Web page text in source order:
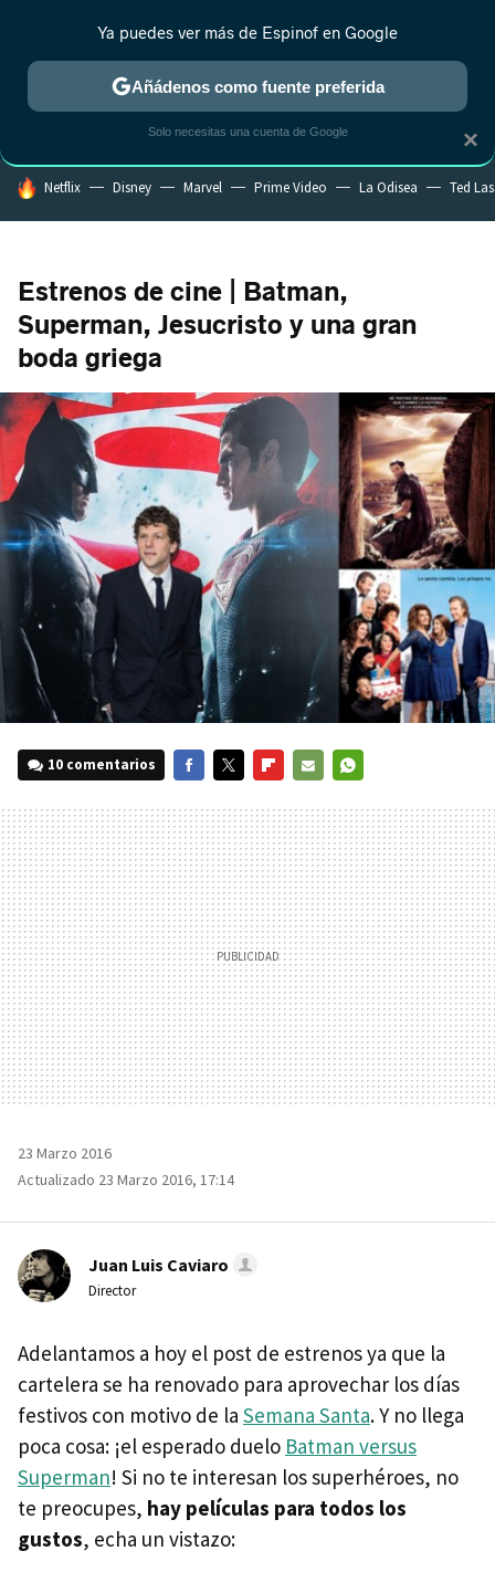
ESTRENOS REALITY ANIME RANKINGS CINE
HOY SE HABLA DE
Netflix Disney Marvel Prime Video La Odisea Ted
Estrenos de cine | Batman,
Superman, Jesucristo y una gran
boda griega
10 comentarios
MAIL
23 Marzo 2016
Actualizado 23 Marzo 2016, 17:14
Juan Luis Caviaro
Director
Adelantamos a hoy el post de estrenos ya que la
cartelera se ha renovado para aprovechar los días
festivos con motivo de la Semana Santa. Y no llega
poca cosa: ¡el esperado duelo Batman versus
Superman! Si no te interesan los superhéroes, no
te preocupes, hay películas para todos los
gustos, echa un vistazo:
×
Ya puedes ver más de Espinof en Google
Añádenos como fuente preferida
Solo necesitas una cuenta de Google